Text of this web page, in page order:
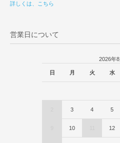
詳しくは、こちら
営業日について
2026年8
日 月 火 水
3 4 5
10 12